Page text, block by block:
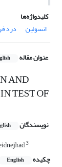
کلیدواژه‌ها
انسولین
درد
عنوان مقاله
AND
TEST OF
نویسندگان
3
چکیده English